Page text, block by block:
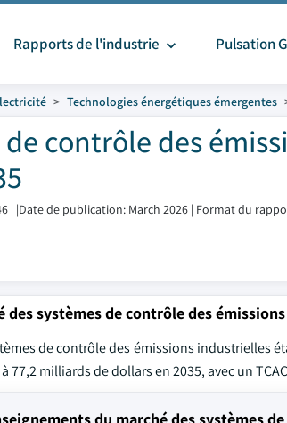
Rapports de l'industrie Pulsation
Technologies énergétiques émergentes
de contrôle des
|Date de publication: March 2026 | Format du
des systèmes de contrôle des
de contrôle des émissions industrielles
77,2 milliards de dollars en 2035, avec un